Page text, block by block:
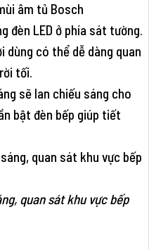
âm tủ Bosch
đèn LED ở phía sát tường.
dùng có thể dễ dàng quan
tối.
sẽ lan chiếu sáng cho
bật đèn bếp giúp tiết
quan sát khu vực bếp